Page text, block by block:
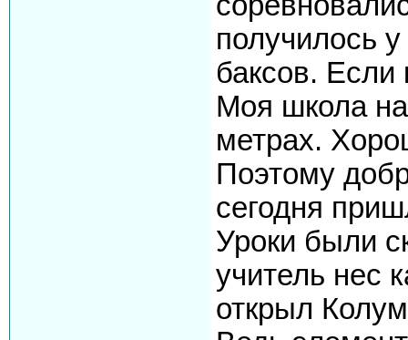
получилось
баксов. Если
Моя школа
метрах.
Поэтому
сегодня
Уроки были
учитель нес
открыл